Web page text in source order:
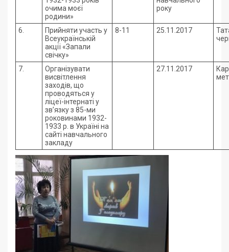
очима моєї
родини»
року
6.
Прийняти участь у
Всеукраїнській
акції «Запали
свічку»
8-11 25.11.2017
7.
Організувати
висвітлення
заходів, що
проводяться у
ліцеї-інтернаті у
зв’язку з 85-ми
роковинами 1932-
1933 р. в Україні на
сайті навчального
закладу
27.11.2017